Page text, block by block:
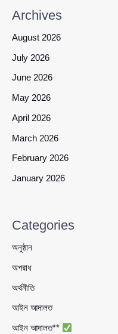
Archives
August 2026
July 2026
June 2026
May 2026
April 2026
March 2026
February 2026
January 2026
Categories
অনুষ্ঠান
অপরাধ
অর্থনীতি
আইন আদালত
আইন আদালত**